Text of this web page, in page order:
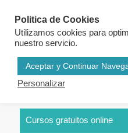
Cursos gratuitos online
Politica de Cookies
Utilizamos cookies para
nuestro servicio.
Aceptar y Continuar
Personalizar